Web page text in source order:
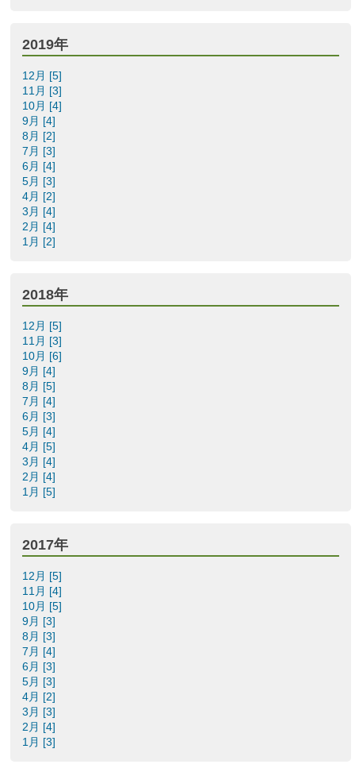
2019年
12月 [5]
11月 [3]
10月 [4]
9月 [4]
8月 [2]
7月 [3]
6月 [4]
5月 [3]
4月 [2]
3月 [4]
2月 [4]
1月 [2]
2018年
12月 [5]
11月 [3]
10月 [6]
9月 [4]
8月 [5]
7月 [4]
6月 [3]
5月 [4]
4月 [5]
3月 [4]
2月 [4]
1月 [5]
2017年
12月 [5]
11月 [4]
10月 [5]
9月 [3]
8月 [3]
7月 [4]
6月 [3]
5月 [3]
4月 [2]
3月 [3]
2月 [4]
1月 [3]